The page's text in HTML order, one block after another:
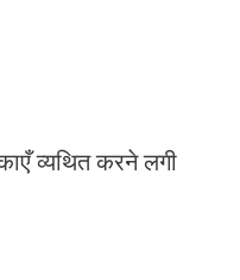
व्यथित करने लगी